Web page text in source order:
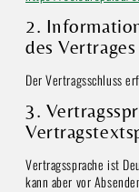
2.
des Vertrages
Der Vertragsschluss
3.
Vertragssprache ist
kann aber vor